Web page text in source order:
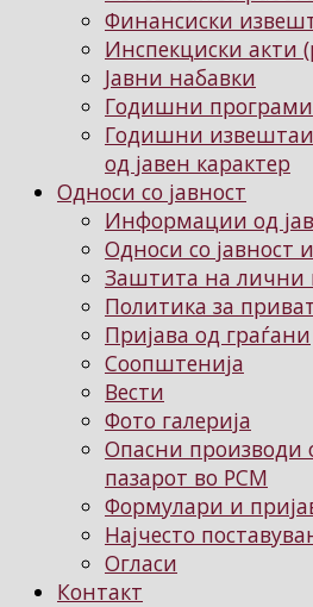
Финансиски
Инспекциски акти
Јавни набавки
Годишни програми
Годишни
од јавен карактер
Односи со јавност
Информации од
Односи со јавност
Заштита на лични
Политика за
Пријава од граѓани
Соопштенија
Вести
Фото галерија
Опасни производи
пазарот во РСМ
Формулари и
Најчесто
Огласи
Контакт